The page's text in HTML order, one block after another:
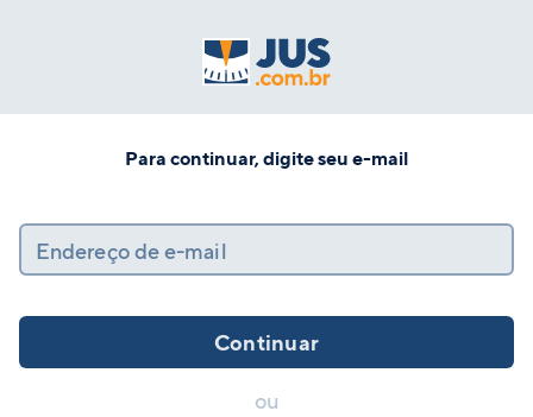
Para continuar, digite seu e-mail
Endereço de e-mail
Continuar
ou